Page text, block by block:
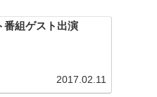
番組ゲスト出演
2017.02.11